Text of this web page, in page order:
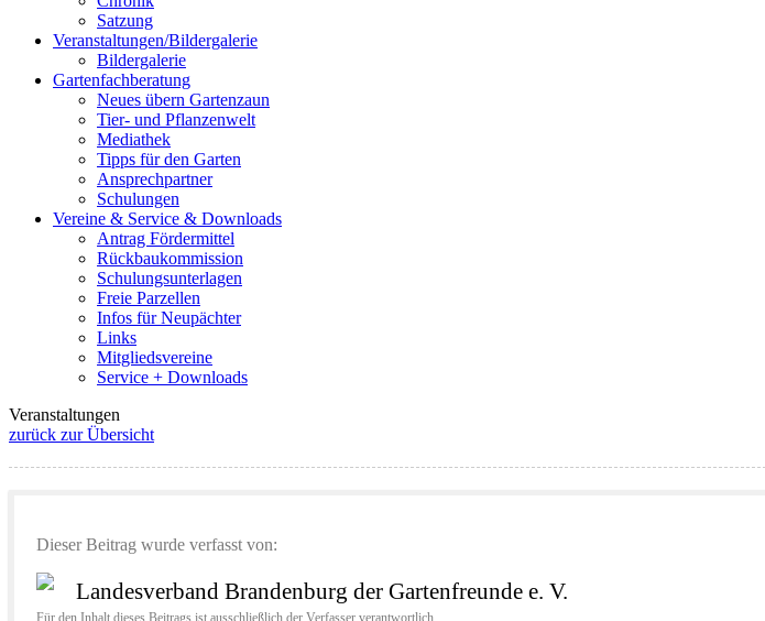
Satzung
Veranstaltungen/Bildergalerie
Bildergalerie
Gartenfachberatung
Neues übern Gartenzaun
Tier- und Pflanzenwelt
Mediathek
Tipps für den Garten
Ansprechpartner
Schulungen
Vereine & Service & Downloads
Antrag Fördermittel
Rückbaukommission
Schulungsunterlagen
Freie Parzellen
Infos für Neupächter
Links
Mitgliedsvereine
Service + Downloads
Veranstaltungen
zurück zur Übersicht
Dieser Beitrag wurde verfasst von:
Landesverband Brandenburg der Gartenfreunde e. V.
Für den Inhalt dieses Beitrags ist ausschließlich der Verfasser verantwortlich.